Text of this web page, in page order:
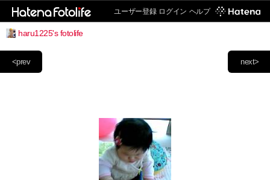
ユーザー登録 ログイン ヘルプ
haru1225's fotolife
next>
<prev